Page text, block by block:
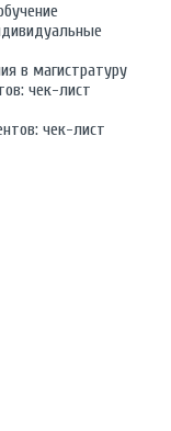
в магистратуру
чек-лист
чек-лист